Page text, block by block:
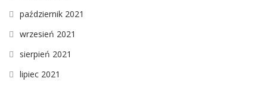
październik 2021
wrzesień 2021
sierpień 2021
lipiec 2021